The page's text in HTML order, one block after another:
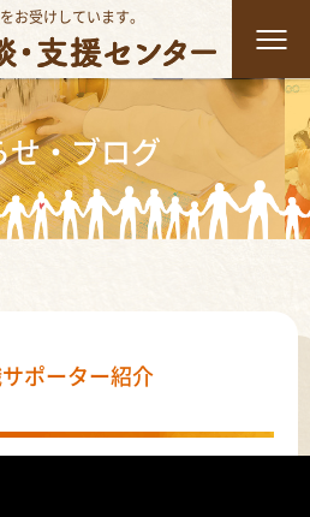
お受けしています。
せ・ブログ
ポーター紹介